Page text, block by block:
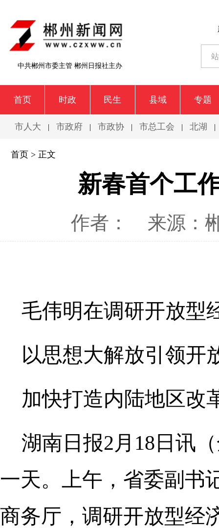
中共郴州市委主管 郴州日报社主办
首页 时政 民生 县域 专题
市人大 | 市政府 | 市政协 | 市总工会 | 北湖 |
首页 > 正文
新春首个工
作者： 来源：
毛伟明在调研开放型
以思想大解放引领开
加快打造内陆地区改
湖南日报2月18日讯
一天。上午，省委副书
商务厅，调研开放型经